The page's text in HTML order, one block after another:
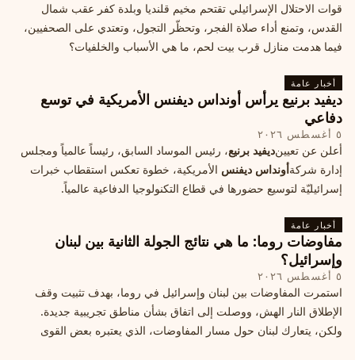
قوات الاحتلال الإسرائيلي تقتحم مخيم قلنديا وبلدة كفر عقب شمال
القدس، وتمنع أداء صلاة الفجر، وتحظّر التجول، وتعتدي على الصحفيين،
فيما هدمت منازل قرب بيت لحم، ما هي الأسباب والخلفيات؟
أخبار عامة
ديفيد برنيع يرأس أونداس ديفنس الأمريكية في توسع
دفاعي
٥ أغسطس ٢٠٢٦
أعلن عن تعيينديفيد برنيع، رئيس الموساد السابق، رئيساً عالمياً ومجلس
إدارة شركةأونداس ديفنس الأمريكية، خطوة تعكس استقطاب خبرات
إسرائيليّة لتوسيع حضورها في قطاع التكنولوجيا الدفاعية عالمياً.
أخبار عامة
مفاوضات روما: ما هي نتائج الجولة الثانية بين لبنان
وإسرائيل؟
٥ أغسطس ٢٠٢٦
استمرت المفاوضات بين لبنان وإسرائيل في روما، بهدف تثبيت وقف
الإطلاق النار الهش، ووصلت إلى اتفاق بشأن مناطق تجريبية جديدة.
ولكن، يتعارك لبنان حول مسار المفاوضات، الذي يعتبره بعض القوى